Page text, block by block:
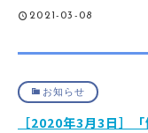
2021-03-08
お知らせ
［2020年3月3日］